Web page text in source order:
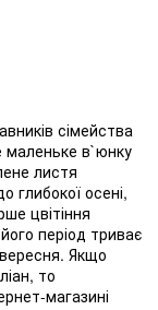
сімейства
маленьке в`юнку
листя
глибокої осені,
цвітіння
період триває
Якщо
то
магазині